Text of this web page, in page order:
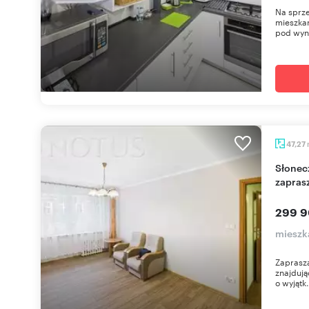
Na
pod
47,27
Słoneczne 2-pokojowe mieszkanie z potencjałem
299
o